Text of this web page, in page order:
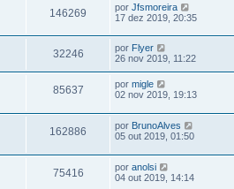
146269 por Jfsmoreira
17 dez 2019, 20:35
32246 por Flyer
26 nov 2019, 11:22
85637 por migle
02 nov 2019, 19:13
162886 por BrunoAlves
05 out 2019, 01:50
75416 por anolsi
04 out 2019, 14:14